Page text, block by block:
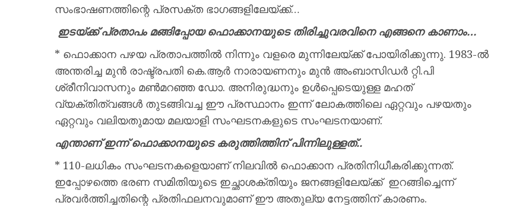
സംഭാഷണത്തിന്റെ പ്രസക്ത ഭാഗങ്ങളിലേയ്ക്ക്…
ഇടയ്ക്ക് പ്രതാപം മങ്ങിപ്പോയ ഫൊക്കാനയുടെ തിരിച്ചുവരവിനെ എങ്ങനെ കാണാം…
* ഫൊക്കാന പഴയ പ്രതാപത്തില്‍ നിന്നും വളരെ മുന്നിലേയ്ക്ക് പോയിരിക്കുന്നു. 1983-ല്‍
അന്തരിച്ച മുന്‍ രാഷ്ട്രപതി കെ.ആര്‍ നാരായണനും മുന്‍ അംബാസിഡര്‍ റ്റി.പി
ശ്രീനിവാസനും മണ്‍മറഞ്ഞ ഡോ. അനിരുദ്ധനും ഉള്‍പ്പെടെയുള്ള മഹത്
വ്യക്തിത്വങ്ങള്‍ തുടങ്ങിവച്ച ഈ പ്രസ്ഥാനം ഇന്ന് ലോകത്തിലെ ഏറ്റവും പഴയതും
ഏറ്റവും വലിയതുമായ മലയാളി സംഘടനകളുടെ സംഘടനയാണ്.
എന്താണ് ഇന്ന് ഫൊക്കാനയുടെ കരുത്തിത്തിന് പിന്നിലുള്ളത്..
* 110-ലധികം സംഘടനകളെയാണ് നിലവില്‍ ഫൊക്കാന പ്രതിനിധീകരിക്കുന്നത്.
ഇപ്പോഴത്തെ ഭരണ സമിതിയുടെ ഇച്ഛാശക്തിയും ജനങ്ങളിലേയ്ക്ക് ഇറങ്ങിച്ചെന്ന്
പ്രവര്‍ത്തിച്ചതിന്റെ പ്രതിഫലനവുമാണ് ഈ അതുല്യ നേട്ടത്തിന് കാരണം.